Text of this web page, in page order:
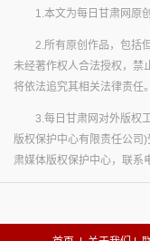
1.本文为每日甘肃网原
2.所有原创作品，包括
未经著作权人合法授权，禁
将依法追究其相关法律责任。
3.每日甘肃网对外版权
版权保护中心有限责任公司
肃媒体版权保护中心，联系